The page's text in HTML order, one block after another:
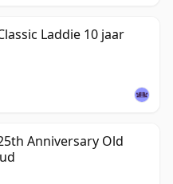
Laddie 10 jaar
Anniversary Old